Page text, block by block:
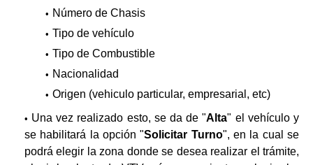
Número de Chasis
Tipo de vehículo
Tipo de Combustible
Nacionalidad
Origen (vehiculo particular, empresarial, etc)
Una vez realizado esto, se da de "Alta" el vehículo y
se habilitará la opción "Solicitar Turno", en la cual se
podrá elegir la zona donde se desea realizar el trámite,